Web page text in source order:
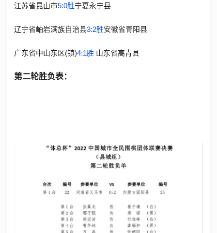
江苏省昆山市5:0胜宁夏永宁县
辽宁省岫岩满族自治县3:2胜安徽省青阳县
广东省中山东区(镇)4:1胜 山东省高青县
第二轮胜负表：